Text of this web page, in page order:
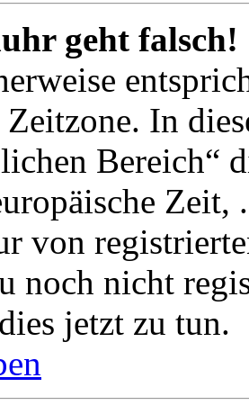
geht falsch!
Zeitzone. In
Bereich“
Zeit,
von
noch nicht
jetzt zu tun.